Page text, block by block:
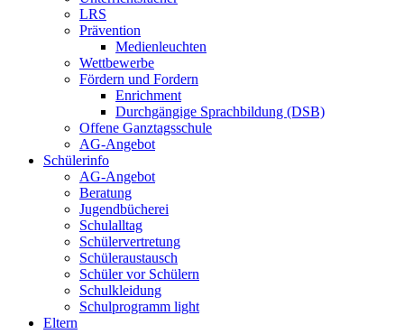
LRS
Prävention
Medienleuchten
Wettbewerbe
Fördern und Fordern
Enrichment
Durchgängige Sprachbildung (DSB)
Offene Ganztagsschule
AG-Angebot
Schülerinfo
AG-Angebot
Beratung
Jugendbücherei
Schulalltag
Schülervertretung
Schüleraustausch
Schüler vor Schülern
Schulkleidung
Schulprogramm light
Eltern